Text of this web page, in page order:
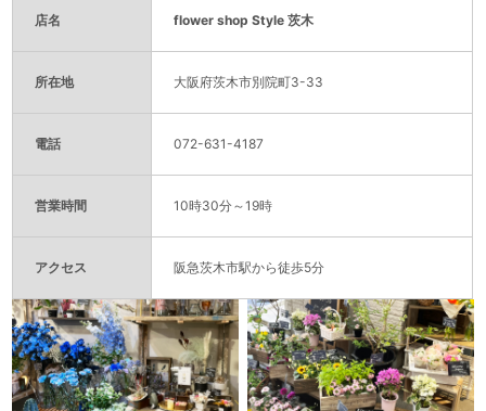
店名 flower shop Style 茨木
所在地 大阪府茨木市別院町3-33
電話 072-631-4187
営業時間 10時30分～19時
アクセス 阪急茨木市駅から徒歩5分